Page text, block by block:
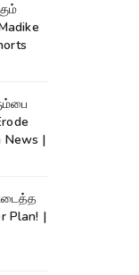
News |
Plan! |